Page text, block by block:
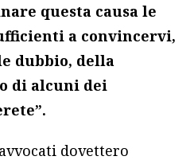
questa causa le
a convincervi,
dubbio, della
di alcuni dei
dovettero